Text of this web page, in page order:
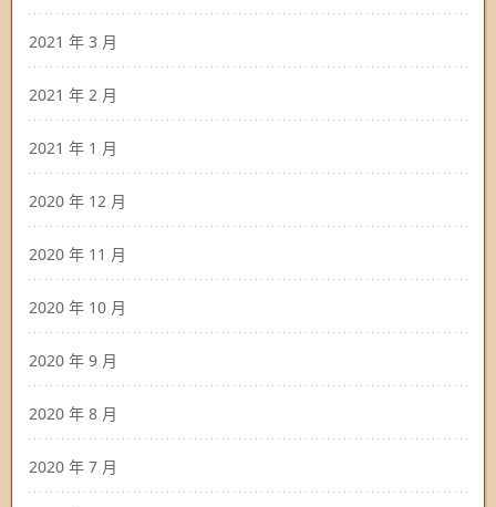
2021 年 3 月
2021 年 2 月
2021 年 1 月
2020 年 12 月
2020 年 11 月
2020 年 10 月
2020 年 9 月
2020 年 8 月
2020 年 7 月